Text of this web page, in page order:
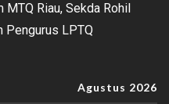
Riau, Sekda Rohil
Pengurus LPTQ
Agustus 2026